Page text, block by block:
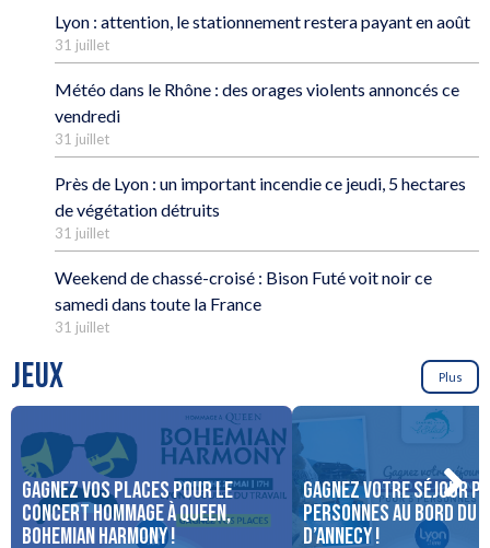
Lyon : attention, le stationnement restera payant en août
31 juillet
Météo dans le Rhône : des orages violents annoncés ce
vendredi
31 juillet
Près de Lyon : un important incendie ce jeudi, 5 hectares
de végétation détruits
31 juillet
Weekend de chassé-croisé : Bison Futé voit noir ce
samedi dans toute la France
31 juillet
JEUX Plus
Gagnez vos places pour le
concert Hommage à Queen,
Bohemian Harmony !
Gagnez votre séjour
personnes au bord du
d’Annecy !